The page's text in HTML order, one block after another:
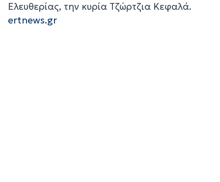
Ελευθερίας, την κυρία Τζώρτζια Κεφαλά.
ertnews.gr